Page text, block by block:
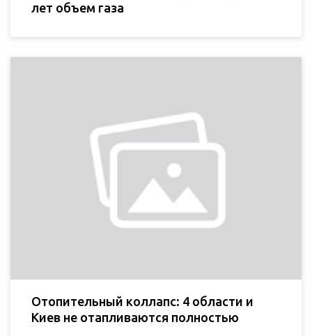
лет объем газа
Отопительный коллапс: 4 области и
Киев не отапливаются полностью